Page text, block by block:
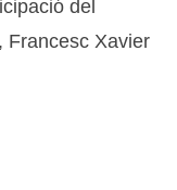
del
Francesc Xavier